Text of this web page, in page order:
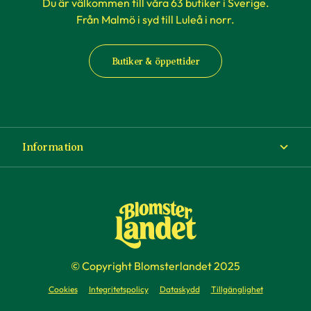
Du är välkommen till våra 63 butiker i Sverige.
Från Malmö i syd till Luleå i norr.
Butiker & öppettider
Information
Köp- och leveransvillkor
Företag
© Copyright Blomsterlandet 2025
Cookies Integritetspolicy Dataskydd Tillgänglighet